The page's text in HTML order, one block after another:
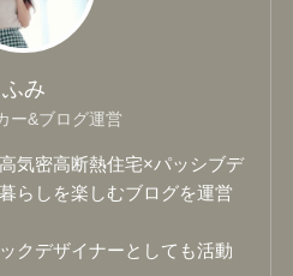
ふみ
ー&ブログ運営
気密高断熱住宅×パッシブデ
らしを楽しむブログを運営
クデザイナーとしても活動